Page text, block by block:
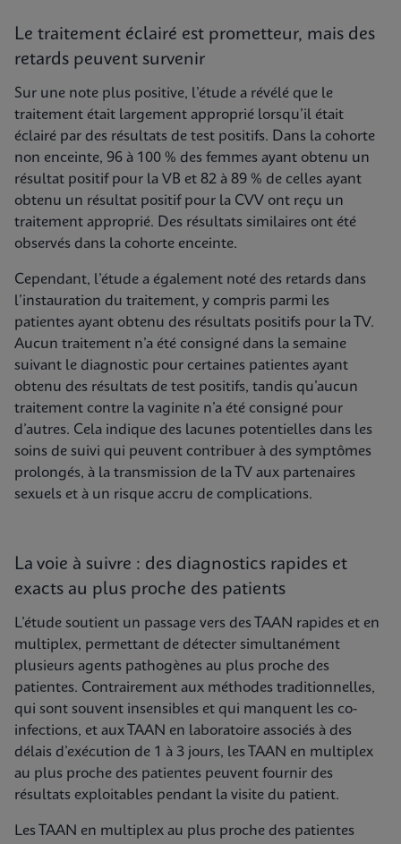
Le traitement éclairé est prometteur, mais des
retards peuvent survenir
Sur une note plus positive, l’étude a révélé que le
traitement était largement approprié lorsqu’il était
éclairé par des résultats de test positifs. Dans la cohorte
non enceinte, 96 à 100 % des femmes ayant obtenu un
résultat positif pour la VB et 82 à 89 % de celles ayant
obtenu un résultat positif pour la CVV ont reçu un
traitement approprié. Des résultats similaires ont été
observés dans la cohorte enceinte.
Cependant, l’étude a également noté des retards dans
l’instauration du traitement, y compris parmi les
patientes ayant obtenu des résultats positifs pour la TV.
Aucun traitement n’a été consigné dans la semaine
suivant le diagnostic pour certaines patientes ayant
obtenu des résultats de test positifs, tandis qu’aucun
traitement contre la vaginite n’a été consigné pour
d’autres. Cela indique des lacunes potentielles dans les
soins de suivi qui peuvent contribuer à des symptômes
prolongés, à la transmission de la TV aux partenaires
sexuels et à un risque accru de complications.
La voie à suivre : des diagnostics rapides et
exacts au plus proche des patients
L’étude soutient un passage vers des TAAN rapides et en
multiplex, permettant de détecter simultanément
plusieurs agents pathogènes au plus proche des
patientes. Contrairement aux méthodes traditionnelles,
qui sont souvent insensibles et qui manquent les co-
infections, et aux TAAN en laboratoire associés à des
délais d’exécution de 1 à 3 jours, les TAAN en multiplex
au plus proche des patientes peuvent fournir des
résultats exploitables pendant la visite du patient.
Les TAAN en multiplex au plus proche des patientes